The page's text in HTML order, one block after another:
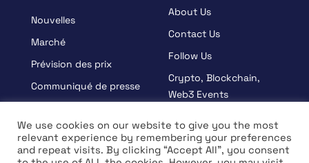
Nouvelles
Marché
Prévision des prix
Communiqué de presse
Apprendre
Entrevue
About Us
Contact Us
Follow Us
Crypto, Blockchain,
Web3 Events
Terms And Condition
Privacy Policy
We use cookies on our website to give you the most
relevant experience by remembering your preferences
and repeat visits. By clicking “Accept All”, you consent